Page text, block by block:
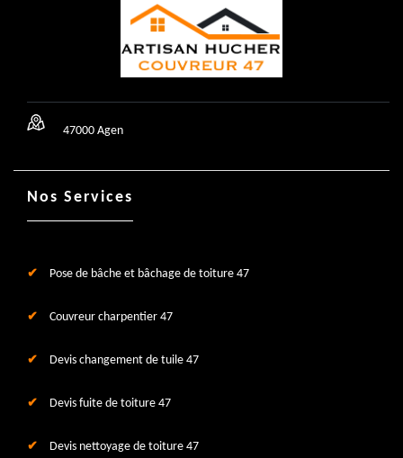
47000 Agen
Nos Services
Pose de bâche et bâchage de toiture 47
Couvreur charpentier 47
Devis changement de tuile 47
Devis fuite de toiture 47
Devis nettoyage de toiture 47